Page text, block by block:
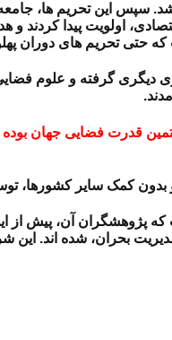
سپس این تحریم ها،
اولویت پیدا کردند و
تحریم های دوران
گرفته و علوم
قدرت فضایی جهان بوده و
بدون کمک سایر کشورها،
پژوهشگران آن، پیش از
بحران، شده اند. این